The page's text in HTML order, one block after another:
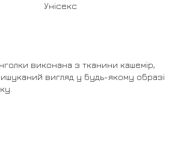
Унісекс
виконана з тканини кашемір,
вигляд у будь-якому образі